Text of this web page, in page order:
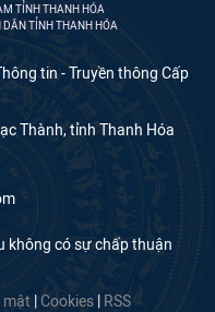
TỈNH THANH HÓA
DÂN TỈNH THANH HÓA
tin - Truyền thông Cấp
Thành, tỉnh Thanh Hóa
không có sự chấp thuận
mật Cookies RSS